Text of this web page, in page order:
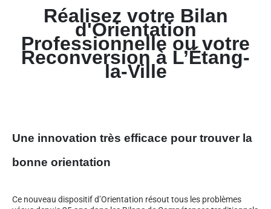
Réalisez votre Bilan
d'Orientation
Professionnelle ou votre
Reconversion à L’Étang-
la-Ville
Une innovation très efficace pour trouver la
bonne orientation
Ce nouveau dispositif d’Orientation résout tous les problèmes